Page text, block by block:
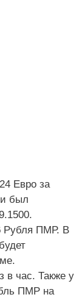
Евро за
был
Рубля ПМР. В
в час. Также у
ПМР на